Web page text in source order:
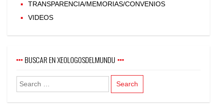
TRANSPARENCIA/MEMORIAS/CONVENIOS
VIDEOS
BUSCAR EN XEOLOGOSDELMUNDU